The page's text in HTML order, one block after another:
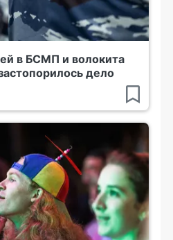
в БСМП и волокита
дело